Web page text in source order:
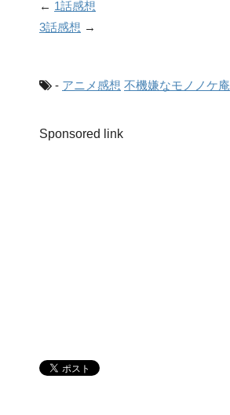
← 1話感想
3話感想 →
- アニメ感想 不機嫌なモノノケ庵
Sponsored link